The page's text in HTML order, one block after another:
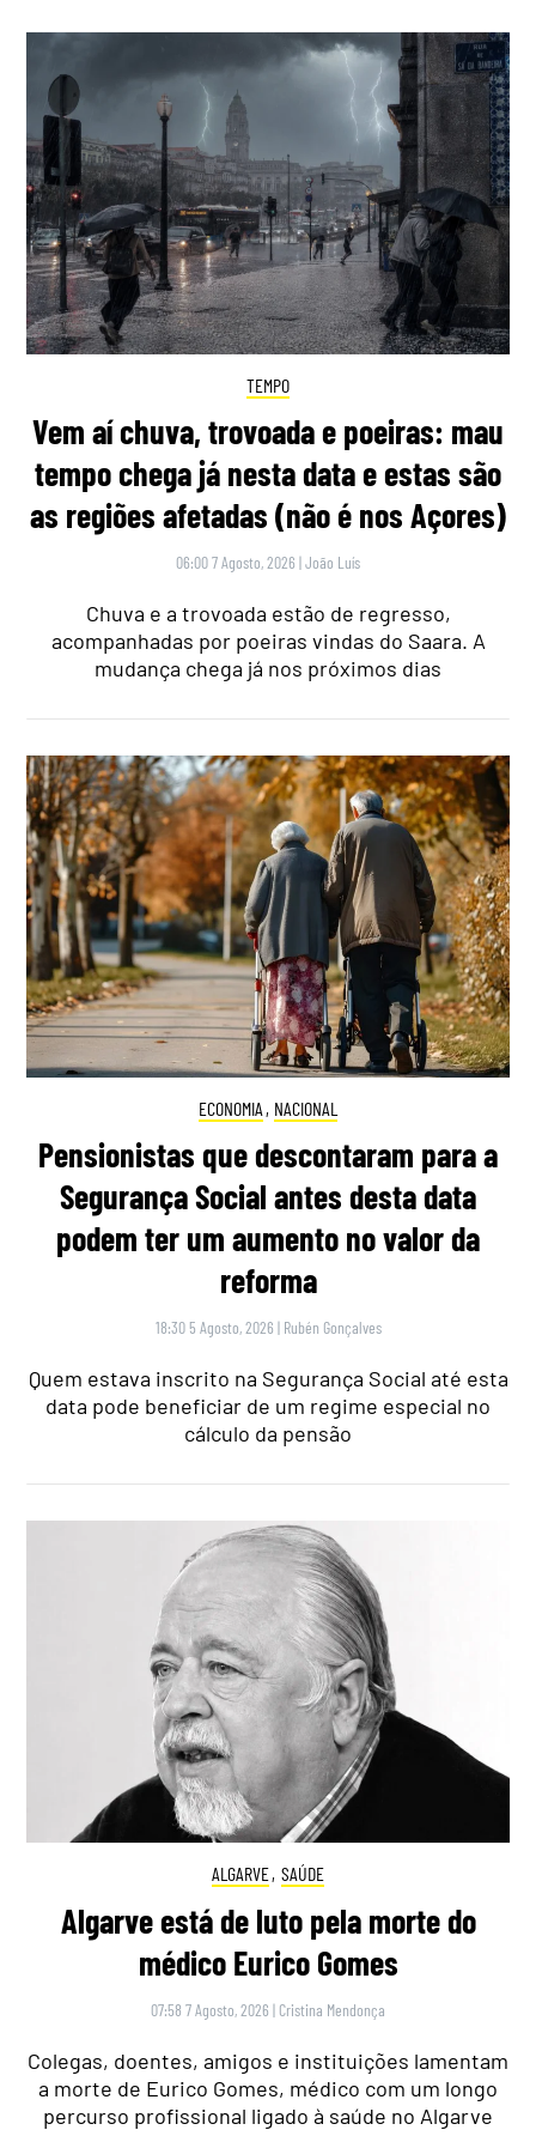
TEMPO
Vem aí chuva, trovoada e poeiras: mau
tempo chega já nesta data e estas são
as regiões afetadas (não é nos Açores)
06:00 7 Agosto, 2026 |João Luís
Chuva e a trovoada estão de regresso,
acompanhadas por poeiras vindas do Saara. A
mudança chega já nos próximos dias
ECONOMIA , NACIONAL
Pensionistas que descontaram para a
Segurança Social antes desta data
podem ter um aumento no valor da
reforma
18:30 5 Agosto, 2026 | Rubén Gonçalves
Quem estava inscrito na Segurança Social até esta
data pode beneficiar de um regime especial no
cálculo da pensão
ALGARVE, SAÚDE
Algarve está de luto pela morte do
médico Eurico Gomes
07:58 7 Agosto, 2026 | Cristina Mendonça
Colegas, doentes, amigos e instituições lamentam
a morte de Eurico Gomes, médico com um longo
percurso profissional ligado à saúde no Algarve